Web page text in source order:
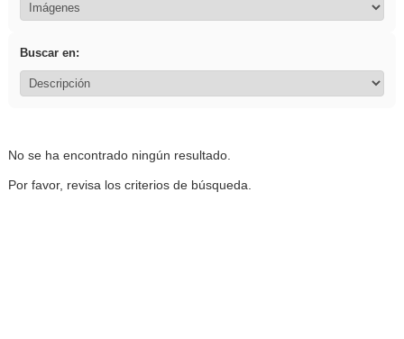
Buscar en:
No se ha encontrado ningún resultado.
Por favor, revisa los criterios de búsqueda.